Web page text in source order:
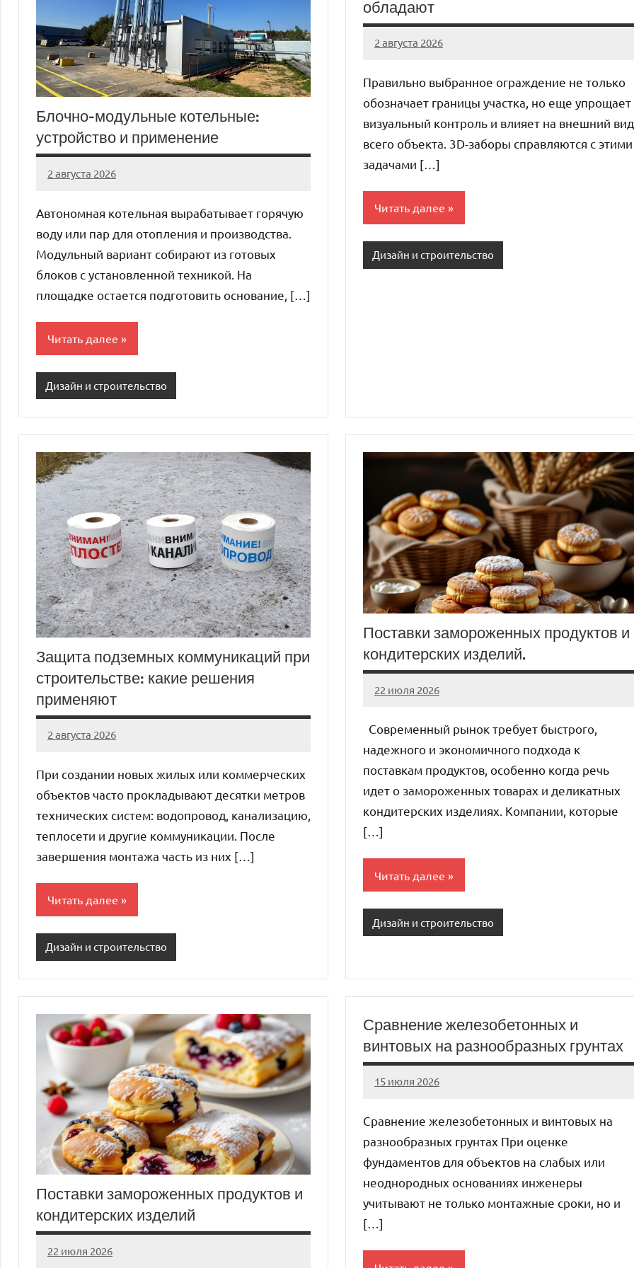
Блочно-модульные котельные:
устройство и применение
2 августа 2026
Avtor
Нет
Автономная котельная вырабатывает горячую
воду или пар для отопления и производства.
Модульный вариант собирают из готовых
блоков с установленной техникой. На
площадке остается подготовить основание, […]
Читать далее
Дизайн и строительство
обладают
2 августа 2026
Avtor
Нет
Правильно выбранное ограждение не только
обозначает границы участка, но еще упрощает
визуальный контроль и влияет на внешний вид
всего объекта. 3D-заборы справляются с этими
задачами […]
Читать далее
Дизайн и строительство
Защита подземных коммуникаций при
строительстве: какие решения
применяют
2 августа 2026
Avtor
Нет
При создании новых жилых или коммерческих
объектов часто прокладывают десятки метров
технических систем: водопровод, канализацию,
теплосети и другие коммуникации. После
завершения монтажа часть из них […]
Читать далее
Дизайн и строительство
Поставки замороженных продуктов и
кондитерских изделий.
22 июля 2026
Avtor
Нет
Современный рынок требует быстрого,
надежного и экономичного подхода к
поставкам продуктов, особенно когда речь
идет о замороженных товарах и деликатных
кондитерских изделиях. Компании, которые
[…]
Читать далее
Дизайн и строительство
Поставки замороженных продуктов и
кондитерских изделий
22 июля 2026
Avtor
Нет
Сравнение железобетонных и
винтовых на разнообразных грунтах
15 июля 2026
Avtor
Нет
Сравнение железобетонных и винтовых на
разнообразных грунтах При оценке
фундаментов для объектов на слабых или
неоднородных основаниях инженеры
учитывают не только монтажные сроки, но и
[…]